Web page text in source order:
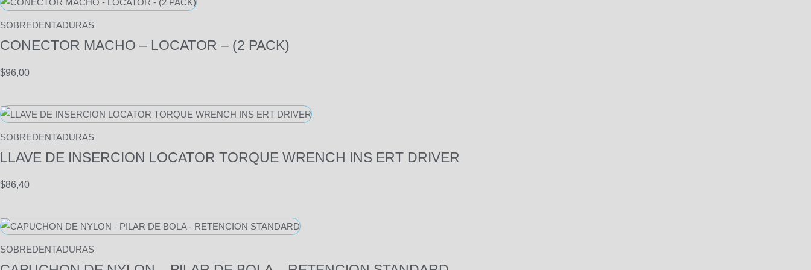
SOBREDENTADURAS
CONECTOR MACHO – LOCATOR – (2 PACK)
$96,00
SOBREDENTADURAS
LLAVE DE INSERCION LOCATOR TORQUE WRENCH INS ERT DRIVER
$86,40
SOBREDENTADURAS